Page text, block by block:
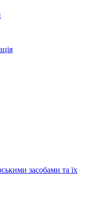
засобами та їх